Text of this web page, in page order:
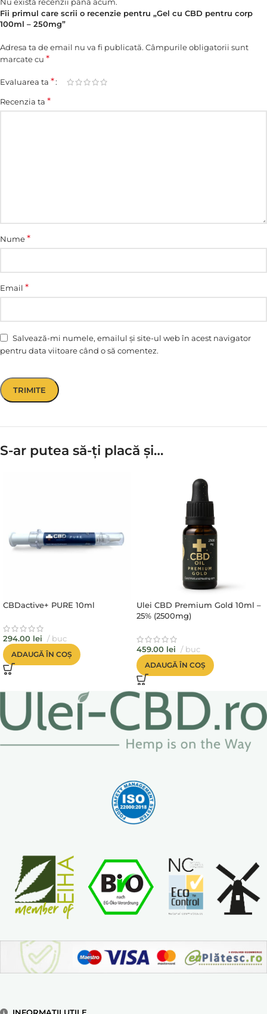
Fii primul care scrii o recenzie pentru „Gel cu CBD pentru corp
100ml – 250mg”
Adresa ta de email nu va fi publicată. Câmpurile obligatorii sunt
marcate cu *
Evaluarea ta *
Recenzia ta *
Nume*
Email *
Salvează-mi numele, emailul și site-ul web în acest navigator
pentru data viitoare când o să comentez.
S-ar putea să-ți placă și…
CBDactive+ PURE 10ml
294.00 lei buc
ADAUGĂ ÎN COȘ
Ulei CBD Premium Gold 10ml –
25% (2500mg)
459.00 lei buc
ADAUGĂ ÎN COȘ
INFORMAȚII UTILE